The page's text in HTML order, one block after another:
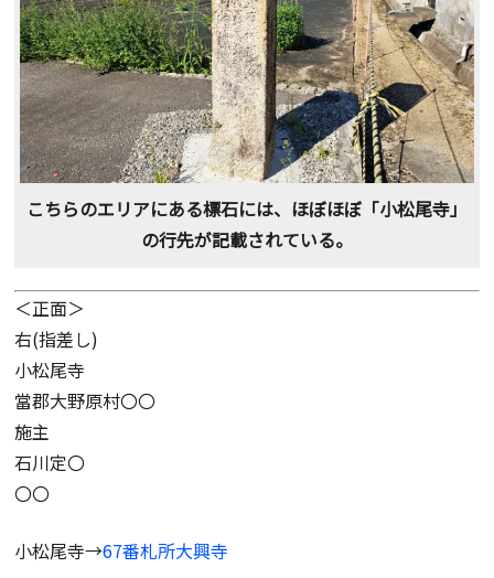
こちらのエリアにある標石には、ほぼほぼ「小松尾寺」
の行先が記載されている。
＜正面＞
右(指差し)
小松尾寺
當郡大野原村〇〇
施主
石川定〇
〇〇
小松尾寺→67番札所大興寺